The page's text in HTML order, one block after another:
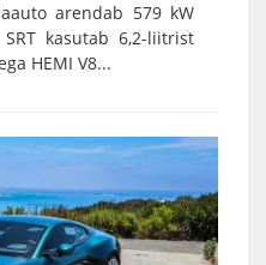
arendab 579 kW
kasutab 6,2-liitrist
HEMI V8...